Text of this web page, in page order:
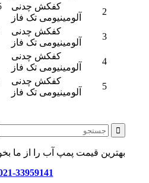
کفکش چدنی
آلومینیومی تک فاز
2
کفکش چدنی
آلومینیومی تک فاز
3
کفکش چدنی
آلومینیومی تک فاز
4
کفکش چدنی
آلومینیومی تک فاز
5
بهترین قیمت پمپ آب را از ما
33959141